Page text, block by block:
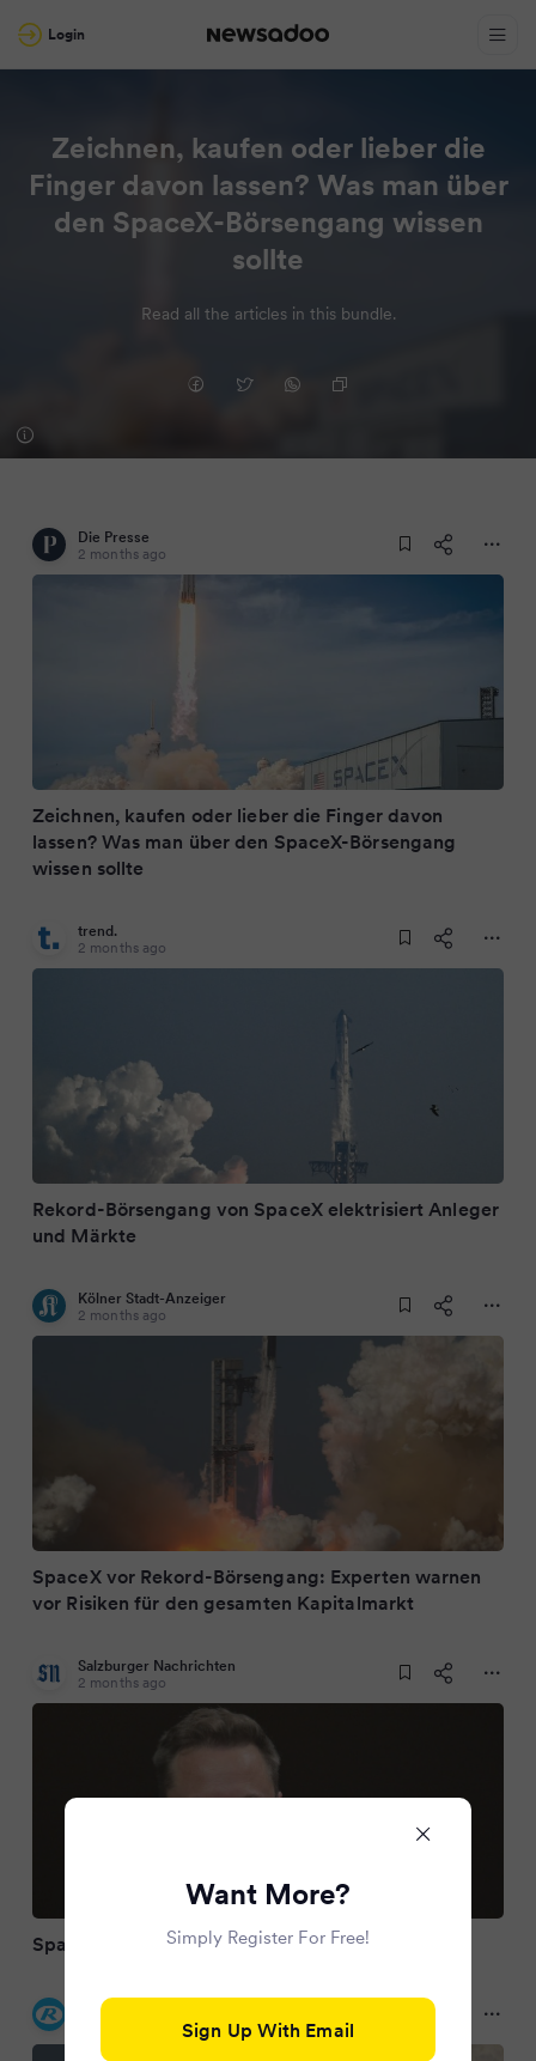
Login
Zeichnen, kaufen oder lieber die
Finger davon lassen? Was man über
den SpaceX-Börsengang wissen
sollte
Read all the articles in this bundle.
Die Presse
2 months ago
Zeichnen, kaufen oder lieber die Finger davon
lassen? Was man über den SpaceX-Börsengang
wissen sollte
trend.
2 months ago
Rekord-Börsengang von SpaceX elektrisiert Anleger
und Märkte
Kölner Stadt-Anzeiger
2 months ago
SpaceX vor Rekord-Börsengang: Experten warnen
vor Risiken für den gesamten Kapitalmarkt
Salzburger Nachrichten
2 months ago
SpaceX vor Rekord-Börsengang
Kölnische Rundschau
Want More?
Simply Register For Free!
Sign Up With Email